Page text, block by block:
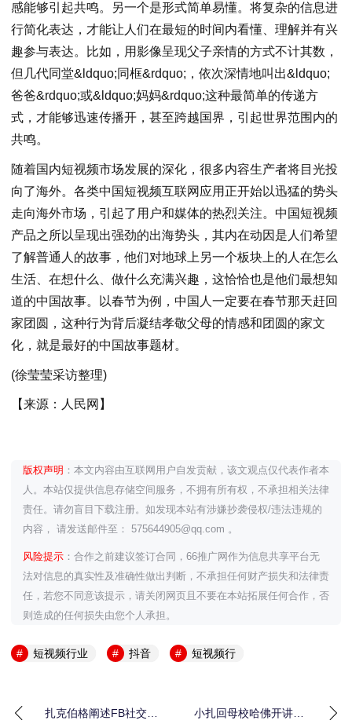
感能够引起共鸣。另一个是形式简单易懂。将复杂的信息进
行简化表达，才能让人们在最短的时间内看懂、理解并有兴
趣参与表达。比如，用影像呈现父子亲情的方式不计其数，
但几代同堂&ldquo;同框&rdquo;，依次深情地叫出&ldquo;
爸爸&rdquo;或&ldquo;妈妈&rdquo;这种最简单的传递方
式，才能够迅速传播开，甚至跨越国界，引起世界范围内的
共鸣。
随着国内短视频市场发展的深化，很多内容生产者将目光投
向了海外。各类中国短视频互联网应用正开始以迅猛的势头
走向海外市场，引起了用户和媒体的热烈关注。中国短视频
产品之所以呈现出强劲的出海势头，其内在动因是人们希望
了解普通人的故事，他们对地球上另一个板块上的人在怎么
生活、在想什么、做什么充满兴趣，这恰恰也是他们最想知
道的中国故事。以春节为例，中国人一定要在春节那天赶回
家团圆，这种行为背后凝结孝敬父母的情感和团圆的家文
化，就是最好的中国故事题材。
(徐莹莹采访整理)
【来源：人民网】
版权声明 ：本文内容由互联网用户自发贡献，该文观点仅代表作者本
人。本站仅提供信息存储空间服务，不拥有所有权，不承担相关法律
责任。请勿盲目下载注册。如发现本站有涉嫌抄袭侵权/违法违规的
内容， 请发送邮件至： 575644905@qq.com 。
风险提示 ：合作之前建议签订合同，66推广网作为信息共享平台无
法对信息的真实性及准确性做出判断，不承担任何财产损失和法律责
任，若您不同意该提示，请关闭网页且不要在本站拓展任何合作，否
则造成的任何损失由您个人承担。
短视频行业 抖音 短视频行
扎克伯格阐述FB社交下
小扎回母校哈佛开讲：